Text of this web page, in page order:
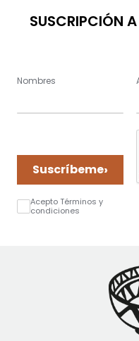
SUSCRIPCIÓN
Nombres
Suscríbeme›
Acepto Términos y
condiciones